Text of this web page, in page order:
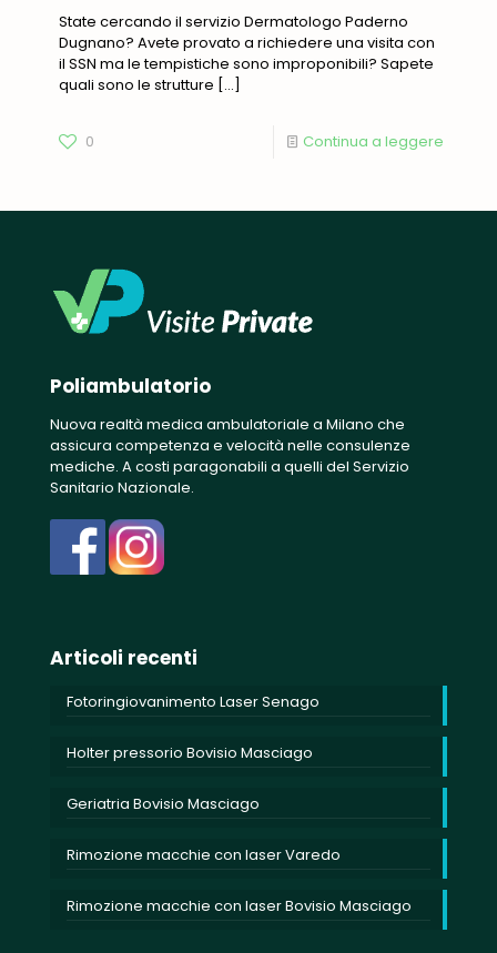
State cercando il servizio Dermatologo Paderno
Dugnano? Avete provato a richiedere una visita con
il SSN ma le tempistiche sono improponibili? Sapete
quali sono le strutture […]
0 Continua a leggere
Poliambulatorio
Nuova realtà medica ambulatoriale a Milano che
assicura competenza e velocità nelle consulenze
mediche. A costi paragonabili a quelli del Servizio
Sanitario Nazionale.
Articoli recenti
Fotoringiovanimento Laser Senago
Holter pressorio Bovisio Masciago
Geriatria Bovisio Masciago
Rimozione macchie con laser Varedo
Rimozione macchie con laser Bovisio Masciago